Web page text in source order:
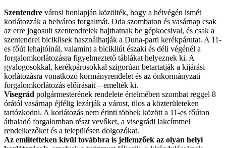
Szentendre városi honlapján közölték, hogy a hétvégén ismét
korlátozzák a belváros forgalmát. Oda szombaton és vasárnap csak
az erre jogosult szentendreiek hajthatnak be gépkocsival, és csak a
szentendrei biciklisek használhatják a Duna-parti kerékpárutat. A 11-
es főút lehajtóinál, valamint a bicikliút északi és déli végénél a
forgalomkorlátozásra figyelmeztető táblákat helyeznek ki. A
gyalogosokkal, kerékpárosokkal szigorúan betartatják a kijárási
korlátozásra vonatkozó kormányrendelet és az önkormányzati
forgalomkorlátozás előírásait – emelték ki.
Visegrád polgármesterének rendelete értelmében szombat reggel 8
órától vasárnap éjfélig lezárják a várost, tilos a közterületeken
tartózkodni. A korlátozás nem érinti többek között a 11-es főúton
áthaladó forgalomban részt vevőket, a visegrádi lakcímmel
rendelkezőket és a településen dolgozókat.
Az említetteken kívül továbbra is jellemzőek az olyan helyi